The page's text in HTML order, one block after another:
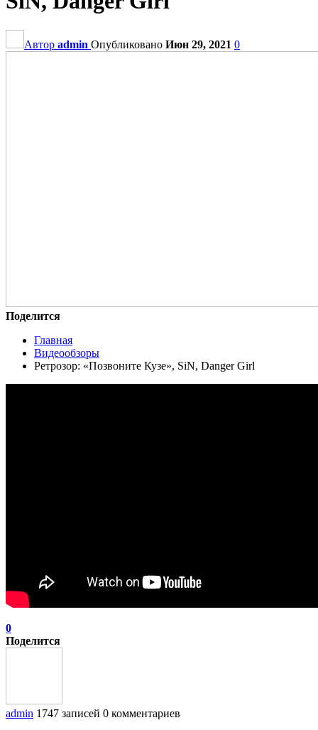
Автор admin Опубликовано Июн 29, 2021 0
Поделится
Главная
Видеообзоры
Ретрозор: «Позвоните Кузе», SiN, Danger Girl
0
Поделится
admin 1747 записей 0 комментариев